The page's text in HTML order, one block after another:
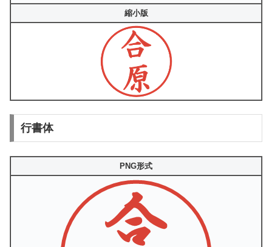
縮小版
行書体
PNG形式